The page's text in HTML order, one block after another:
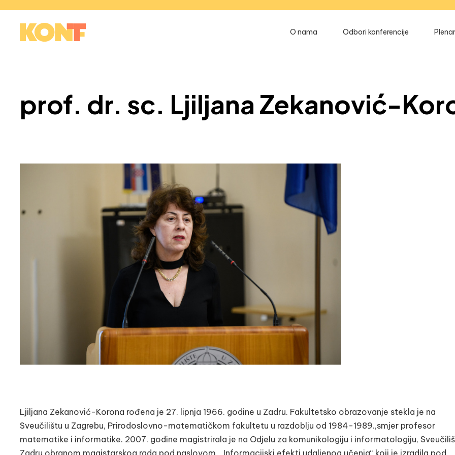
O nama Odbori konferencije
prof. dr. sc. Ljiljana Zekanović-
Ljiljana Zekanović-Korona rođena je 27. lipnja 1966. godine u Zadru. Fakultetsko obrazovanje stekla je na
Sveučilištu u Zagrebu, Prirodoslovno-matematičkom fakultetu u razdoblju od 1984-1989.,smjer profesor
matematike i informatike. 2007. godine magistrirala je na Odjelu za komunikologiju i informatologiju,
Zadru obranom magistarskog rada pod naslovom „ Informacijski efekti udaljenog učenja“ koji je izradila pod